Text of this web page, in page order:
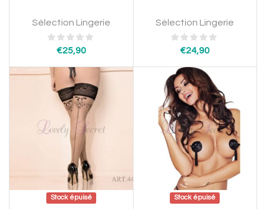
Sélection Lingerie
€25,90
Sélection Lingerie
€24,90
Stock épuisé Stock épuisé